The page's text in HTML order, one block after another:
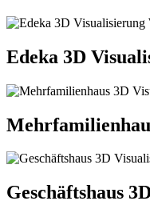
Edeka 3D
Geschäftshaus